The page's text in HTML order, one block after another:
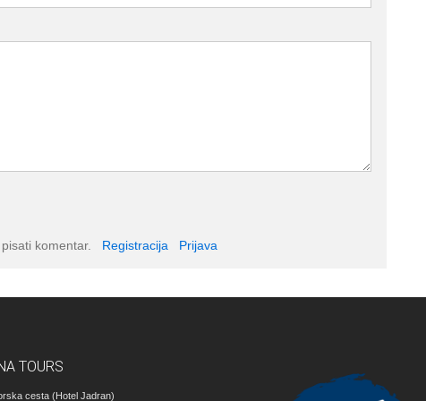
komentar. Registracija Prijava
TOURS
cesta (Hotel Jadran)